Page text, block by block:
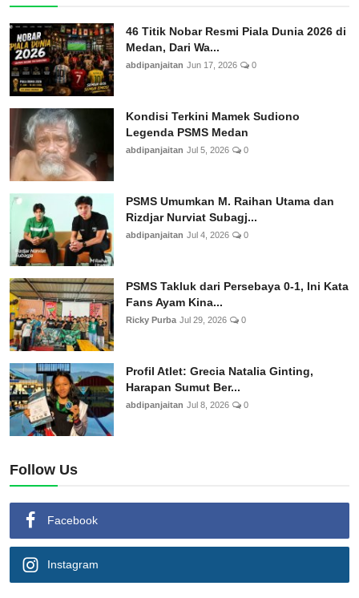
46 Titik Nobar Resmi Piala Dunia 2026 di
Medan, Dari Wa...
abdipanjaitan Jun 17, 2026 0
Kondisi Terkini Mamek Sudiono
Legenda PSMS Medan
abdipanjaitan Jul 5, 2026 0
PSMS Umumkan M. Raihan Utama dan
Rizdjar Nurviat Subagj...
abdipanjaitan Jul 4, 2026 0
PSMS Takluk dari Persebaya 0-1, Ini Kata
Fans Ayam Kina...
Ricky Purba Jul 29, 2026 0
Profil Atlet: Grecia Natalia Ginting,
Harapan Sumut Ber...
abdipanjaitan Jul 8, 2026 0
Follow Us
Facebook
Instagram